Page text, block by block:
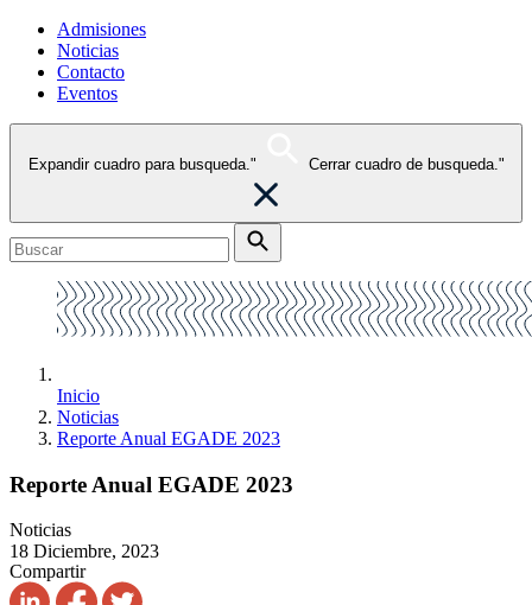
Admisiones
Noticias
Contacto
Eventos
Expandir cuadro para busqueda." Cerrar cuadro de busqueda."
Inicio
Noticias
Reporte Anual EGADE 2023
Reporte Anual EGADE 2023
Noticias
18 Diciembre, 2023
Compartir